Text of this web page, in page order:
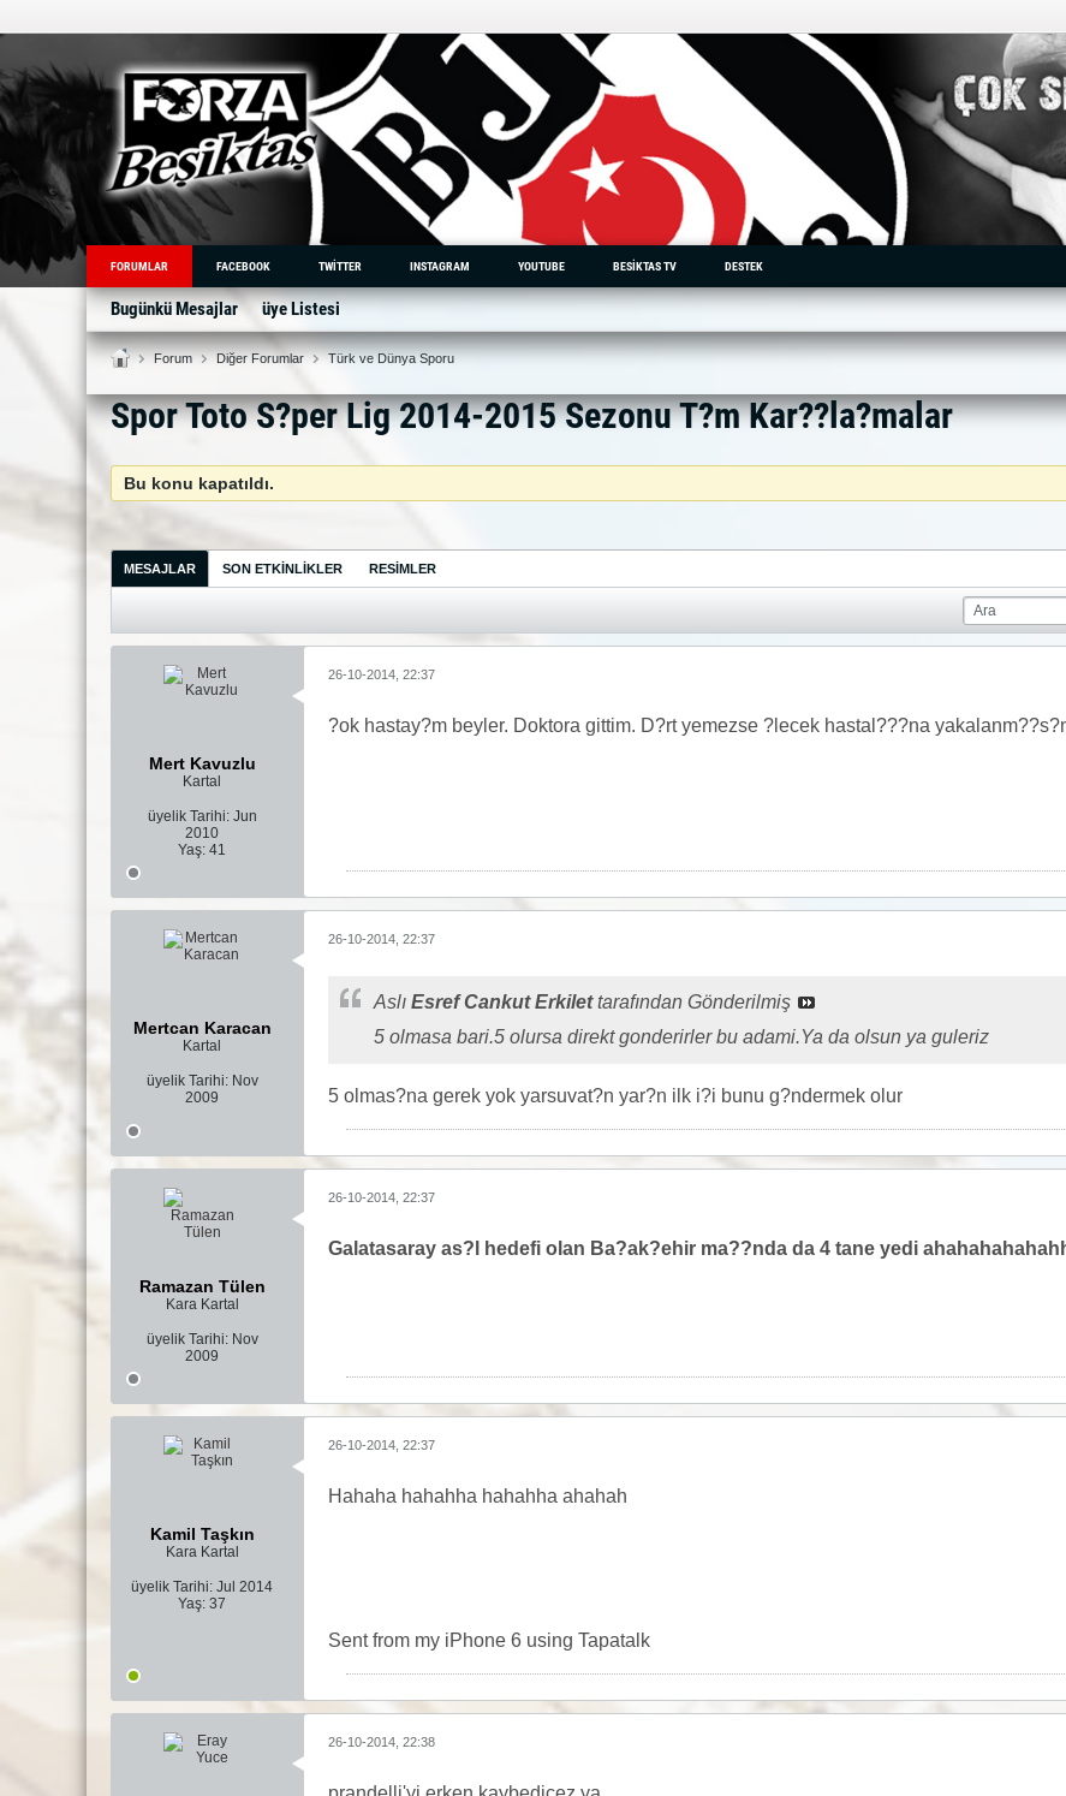
FORUMLAR FACEBOOK TWITTER INSTAGRAM YOUTUBE BESIKTAS TV DESTEK
Bugünkü Mesajlar üye Listesi
Forum Diğer Forumlar Türk ve Dünya Sporu
Spor Toto S?per Lig 2014-2015 Sezonu T?m Kar??la?malar
Bu konu kapatıldı.
MESAJLAR SON ETKINLIKLER RESIMLER
Mert Kavuzlu
Kartal
üyelik Tarihi: Jun
2010
Yaş: 41
26-10-2014, 22:37
?ok hastay?m beyler. Doktora gittim. D?rt yemezse ?lecek hastal???na
Mertcan Karacan
Kartal
üyelik Tarihi: Nov
2009
26-10-2014, 22:37
Aslı Esref Cankut Erkilettarafından Gönderilmiş
5 olmasa bari.5 olursa direkt gonderirler bu adami.Ya da olsun ya guleriz
5 olmas?na gerek yok yarsuvat?n yar?n ilk i?i bunu g?ndermek olur
Ramazan Tülen
Kara Kartal
üyelik Tarihi: Nov
2009
26-10-2014, 22:37
Galatasaray as?l hedefi olan Ba?ak?ehir ma??nda da 4 tane yedi
Kamil Taşkın
Kara Kartal
üyelik Tarihi: Jul 2014
Yaş: 37
26-10-2014, 22:37
Hahaha hahahha hahahha ahahah
Sent from my iPhone 6 using Tapatalk
26-10-2014, 22:38